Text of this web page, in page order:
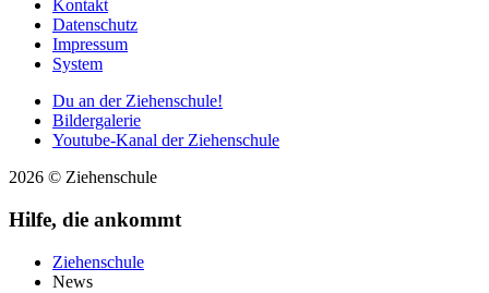
Kontakt
Datenschutz
Impressum
System
Du an der Ziehenschule!
Bildergalerie
Youtube-Kanal der Ziehenschule
2026 © Ziehenschule
Hilfe, die ankommt
Ziehenschule
News